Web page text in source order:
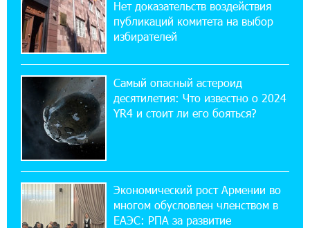
Ucom открылся по адресу ул. Шаумяна, 24/2
в Арарате
Никогда Нагорный Карабах не был в составе
независимого Азербайджана. Аршак
Карапетян
17:52:29 25-07-2026
обратился к президенту страны с просьбой
содействовать освобождению армянских заключенных,
осужденных в Азербайджане
Нет доказательств воздействия
публикаций комитета на выбор
избирателей
Самый опасный астероид
десятилетия: Что известно о 2024
YR4 и стоит ли его бояться?
Экономический рост Армении во
многом обусловлен членством в
ЕАЭС: РПА за развитие